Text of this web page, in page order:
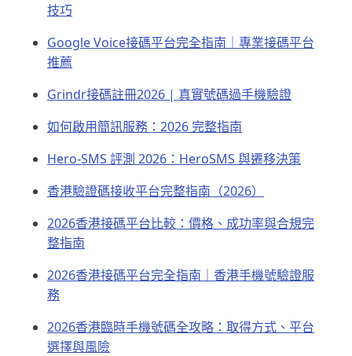
技巧
Google Voice接碼平台完全指南｜專業接碼平台
推薦
Grindr接碼註冊2026 | 真實號碼過手機驗證
如何啟用簡訊服務：2026 完整指南
Hero-SMS 評測 2026：HeroSMS 與遷移決策
香港驗證碼接收平台完整指南（2026）
2026香港接碼平台比較：價格、成功率與合規完
整指南
2026香港接碼平台完全指南｜香港手機號驗證服
務
2026香港臨時手機號碼全攻略：取得方式、平台
選擇與風險